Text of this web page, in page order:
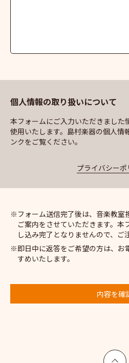
個人情報の取り扱いについて
本フォームにご入力いただきました
使用いたします。島村楽器の個人情
ンクをご覧ください。
プライバシーポ
フォーム送信完了後は、音楽教室
ご案内をさせていただきます。本
し込み完了となりませんので、ご
即日中に返答をご希望の方は、お
すめいたします。
内容を確
上へ戻